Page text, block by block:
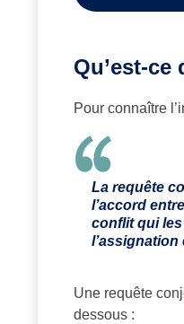
Qu’est-
Pour connaître
La requête
l’accord
conflit qui les
l’assignation
Une requête
dessous :